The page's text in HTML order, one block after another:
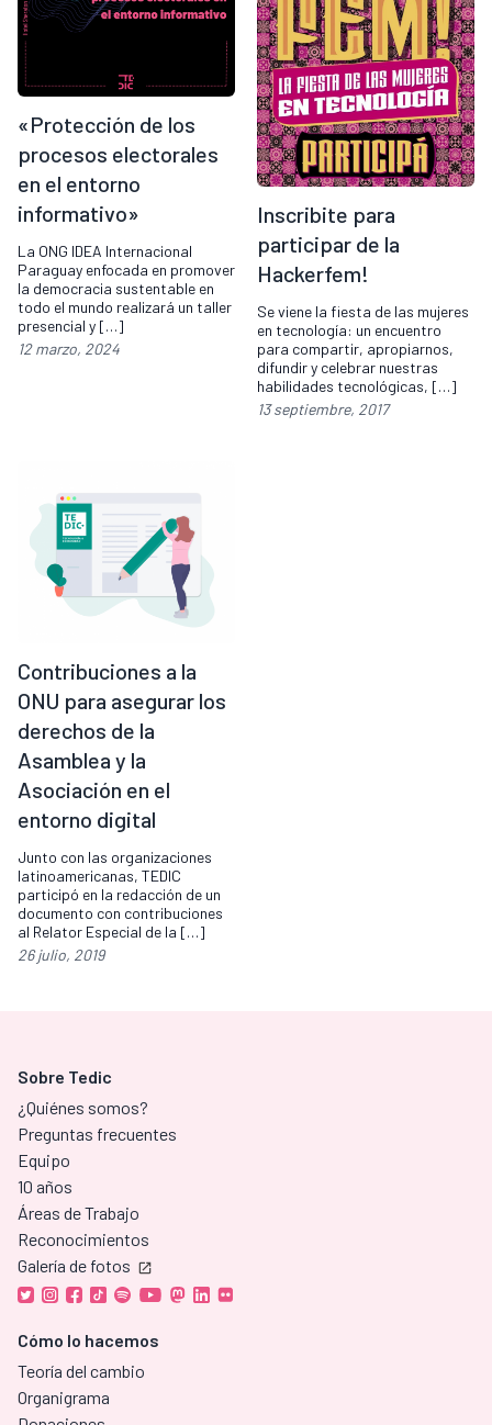
«Protección de los
procesos electorales
en el entorno
informativo»
La ONG IDEA Internacional
Paraguay enfocada en promover
la democracia sustentable en
todo el mundo realizará un taller
presencial y […]
12 marzo, 2024
Inscribite para
participar de la
Hackerfem!
Se viene la fiesta de las mujeres
en tecnología: un encuentro
para compartir, apropiarnos,
difundir y celebrar nuestras
habilidades tecnológicas, […]
13 septiembre, 2017
Contribuciones a la
ONU para asegurar los
derechos de la
Asamblea y la
Asociación en el
entorno digital
Junto con las organizaciones
latinoamericanas, TEDIC
participó en la redacción de un
documento con contribuciones
al Relator Especial de la […]
26 julio, 2019
Sobre Tedic
¿Quiénes somos?
Preguntas frecuentes
Equipo
10 años
Áreas de Trabajo
Reconocimientos
Galería de fotos
Cómo lo hacemos
Teoría del cambio
Organigrama